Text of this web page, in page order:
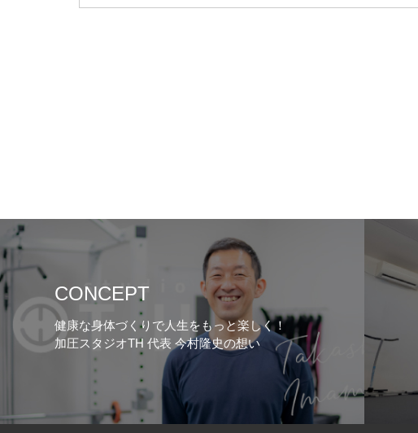
CONCEPT
健康な身体づくりで人生をもっと楽しく！
加圧スタジオTH 代表 今村隆史の想い